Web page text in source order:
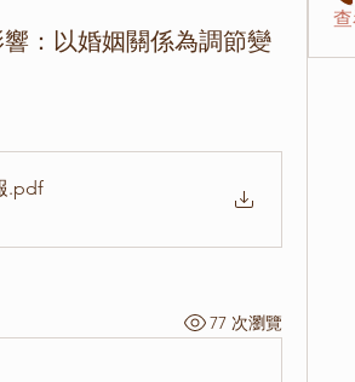
：以婚姻關係為調節變
.pdf
77 次瀏覽
查